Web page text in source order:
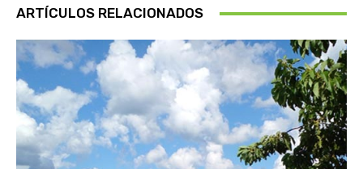
ARTÍCULOS RELACIONADOS